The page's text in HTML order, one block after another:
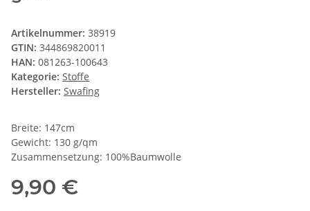
Artikelnummer: 38919
GTIN: 344869820011
HAN: 081263-100643
Kategorie: Stoffe
Hersteller: Swafing
Breite: 147cm
Gewicht: 130 g/qm
Zusammensetzung: 100%Baumwolle
9,90 €